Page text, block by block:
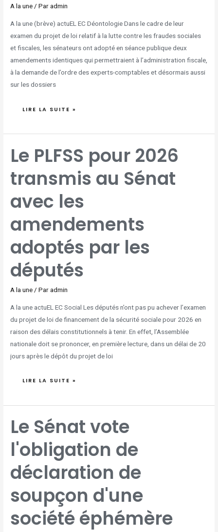
A la une/ Paradmin
A la une (brève) actuEL EC Déontologie Dans le cadre de leur
examen du projet de loi relatif à la lutte contre les fraudes sociales
et fiscales, les sénateurs ont adopté en séance publique deux
amendements identiques qui permettraient à l’administration fiscale,
à la demande de l’ordre des experts-comptables et désormais aussi
sur les dossiers
LIRE LA SUITE »
Le PLFSS pour 2026
transmis au Sénat
avec les
amendements
adoptés par les
députés
A la une / Paradmin
A la une actuEL EC Social Les députés n’ont pas pu achever l’examen
du projet de loi de financement de la sécurité sociale pour 2026 en
raison des délais constitutionnels à tenir. En effet, l’Assemblée
nationale doit se prononcer, en première lecture, dans un délai de 20
jours après le dépôt du projet de loi
PLFSS
POUR
2026
SÉNAT
AVEC
LES
PAR
LES
DÉPUTÉS
LIRE LA SUITE »
Le Sénat vote
l'obligation de
déclaration de
soupçon d'une
société éphémère
SÉNAT
VOTE
L'OBLIGATION
DÉCLARATION
DE
SOUPÇON
D'UNE
ÉPHÉMÈRE